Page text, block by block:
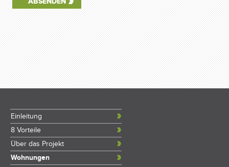
Einleitung
8 Vorteile
Über das Projekt
Wohnungen